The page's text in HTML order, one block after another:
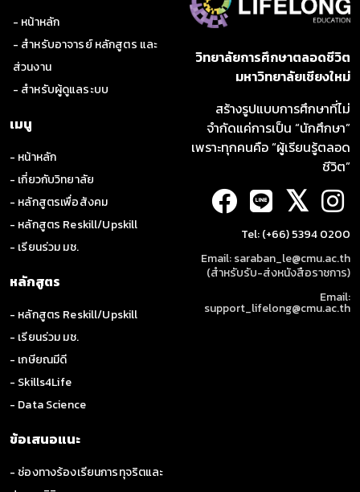
- หน้าหลัก
- สำหรับอาจารย์ หลักสูตร และ
ส่วนงาน
- สำหรับผู้ดูแลระบบ
เมนู
- หน้าหลัก
- เกี่ยวกับวิทยาลัย
- หลักสูตรเพื่อสังคม
- หลักสูตร Reskill/Upskill
- เรียนร่วม มช.
หลักสูตร
- หลักสูตร Reskill/Upskill
- เรียนร่วม มช.
- เกษียณมีดี
- Skills4Life
- Data Science
ข้อเสนอแนะ
- ช่องทางร้องเรียนการทุจริตและ
วิทยาลัยการศึกษาตลอดชีวิต
มหาวิทยาลัยเชียงใหม่
สร้างรูปแบบการศึกษาที่ไม่
จำกัดแค่การเป็น “นักศึกษา”
เพราะทุกคนคือ “ผู้เรียนรู้ตลอด
ชีวิต”
𝕏
Tel: (+66) 5394 0200
Email: saraban_le@cmu.ac.th
(สำหรับรับ-ส่งหนังสือราชการ)
Email:
support_lifelong@cmu.ac.th